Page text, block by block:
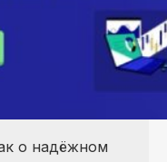
о надёжном